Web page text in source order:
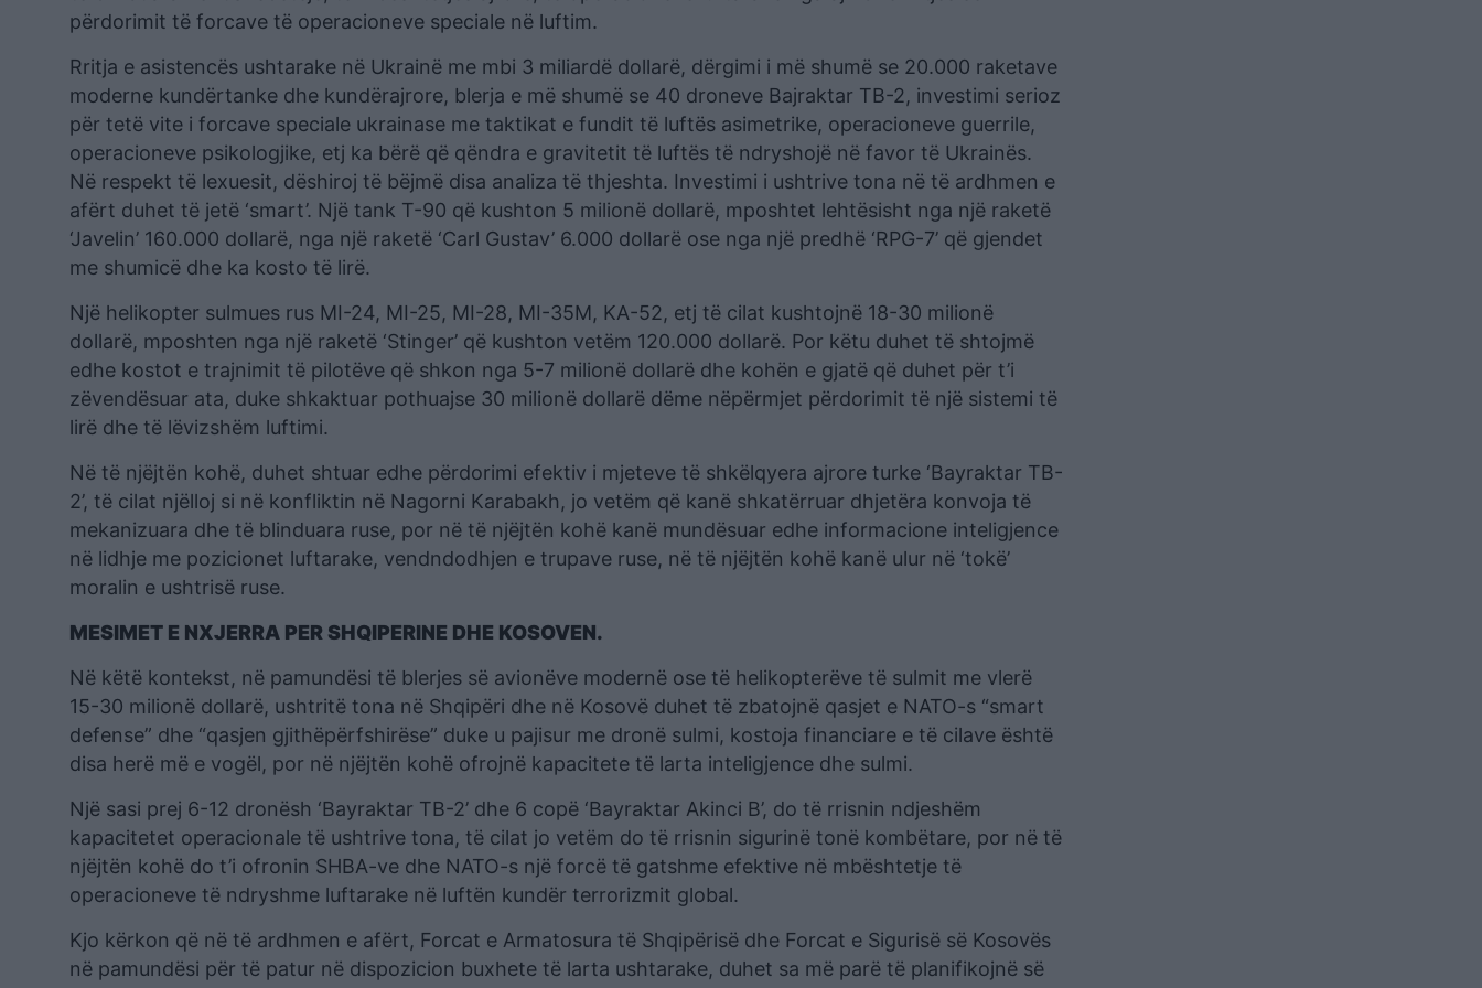
përdorimit të forcave të operacioneve speciale në luftim.
Rritja e asistencës ushtarake në Ukrainë me mbi 3 miliardë dollarë, dërgimi i më shumë se 20.000 raketave
moderne kundërtanke dhe kundërajrore, blerja e më shumë se 40 droneve Bajraktar TB-2, investimi serioz
për tetë vite i forcave speciale ukrainase me taktikat e fundit të luftës asimetrike, operacioneve guerrile,
operacioneve psikologjike, etj ka bërë që qëndra e gravitetit të luftës të ndryshojë në favor të Ukrainës.
Në respekt të lexuesit, dëshiroj të bëjmë disa analiza të thjeshta. Investimi i ushtrive tona në të ardhmen e
afërt duhet të jetë ‘smart’. Një tank T-90 që kushton 5 milionë dollarë, mposhtet lehtësisht nga një raketë
‘Javelin’ 160.000 dollarë, nga një raketë ‘Carl Gustav’ 6.000 dollarë ose nga një predhë ‘RPG-7’ që gjendet
me shumicë dhe ka kosto të lirë.
Një helikopter sulmues rus MI-24, MI-25, MI-28, MI-35M, KA-52, etj të cilat kushtojnë 18-30 milionë
dollarë, mposhten nga një raketë ‘Stinger’ që kushton vetëm 120.000 dollarë. Por këtu duhet të shtojmë
edhe kostot e trajnimit të pilotëve që shkon nga 5-7 milionë dollarë dhe kohën e gjatë që duhet për t’i
zëvendësuar ata, duke shkaktuar pothuajse 30 milionë dollarë dëme nëpërmjet përdorimit të një sistemi të
lirë dhe të lëvizshëm luftimi.
Në të njëjtën kohë, duhet shtuar edhe përdorimi efektiv i mjeteve të shkëlqyera ajrore turke ‘Bayraktar TB-
2’, të cilat njëlloj si në konfliktin në Nagorni Karabakh, jo vetëm që kanë shkatërruar dhjetëra konvoja të
mekanizuara dhe të blinduara ruse, por në të njëjtën kohë kanë mundësuar edhe informacione inteligjence
në lidhje me pozicionet luftarake, vendndodhjen e trupave ruse, në të njëjtën kohë kanë ulur në ‘tokë’
moralin e ushtrisë ruse.
MESIMET E NXJERRA PER SHQIPERINE DHE KOSOVEN.
Në këtë kontekst, në pamundësi të blerjes së avionëve modernë ose të helikopterëve të sulmit me vlerë
15-30 milionë dollarë, ushtritë tona në Shqipëri dhe në Kosovë duhet të zbatojnë qasjet e NATO-s “smart
defense” dhe “qasjen gjithëpërfshirëse” duke u pajisur me dronë sulmi, kostoja financiare e të cilave është
disa herë më e vogël, por në njëjtën kohë ofrojnë kapacitete të larta inteligjence dhe sulmi.
Një sasi prej 6-12 dronësh ‘Bayraktar TB-2’ dhe 6 copë ‘Bayraktar Akinci B’, do të rrisnin ndjeshëm
kapacitetet operacionale të ushtrive tona, të cilat jo vetëm do të rrisnin sigurinë tonë kombëtare, por në të
njëjtën kohë do t’i ofronin SHBA-ve dhe NATO-s një forcë të gatshme efektive në mbështetje të
operacioneve të ndryshme luftarake në luftën kundër terrorizmit global.
Kjo kërkon që në të ardhmen e afërt, Forcat e Armatosura të Shqipërisë dhe Forcat e Sigurisë së Kosovës
në pamundësi për të patur në dispozicion buxhete të larta ushtarake, duhet sa më parë të planifikojnë së